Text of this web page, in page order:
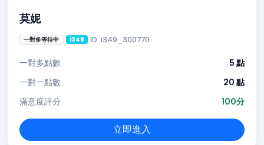
莫妮
一對多等待中 i349 ID: i349_300770
一對多點數
5 點
一對一點數
20 點
滿意度評分
100分
立即進入